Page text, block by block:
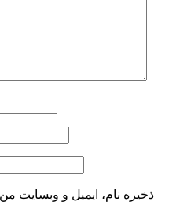
ذخیره نام، ایمیل و وبسایت